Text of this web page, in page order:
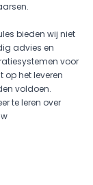
bieden wij niet
advies en
voor
op het leveren
voldoen.
te leren over